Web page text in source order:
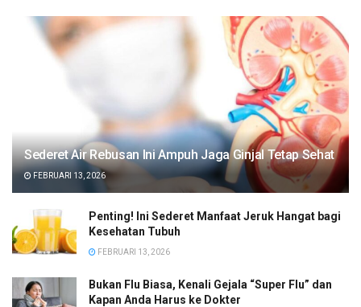
Sederet Air Rebusan Ini Ampuh Jaga Ginjal Tetap Sehat
FEBRUARI 13, 2026
Penting! Ini Sederet Manfaat Jeruk Hangat bagi
Kesehatan Tubuh
FEBRUARI 13, 2026
Bukan Flu Biasa, Kenali Gejala “Super Flu” dan
Kapan Anda Harus ke Dokter